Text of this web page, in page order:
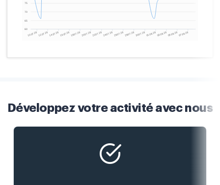
Développez votre activité avec nous